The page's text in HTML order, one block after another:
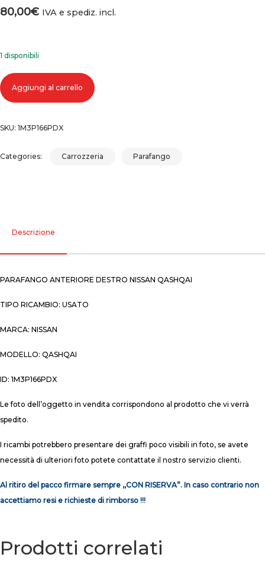
80,00€ IVA e spediz. incl.
1 disponibili
Parafango anteriore destro nissan qashqai quantità
Aggiungi al carrello
SKU: 1M3P166PDX
Categories: Carrozzeria Parafango
Descrizione
PARAFANGO ANTERIORE DESTRO NISSAN QASHQAI
TIPO RICAMBIO: USATO
MARCA: NISSAN
MODELLO: QASHQAI
ID: 1M3P166PDX
Le foto dell’oggetto in vendita corrispondono al prodotto che vi verrà
spedito.
I ricambi potrebbero presentare dei graffi poco visibili in foto, se avete
necessità di ulteriori foto potete contattate il nostro servizio clienti.
Al ritiro del pacco firmare sempre ,,CON RISERVA”. In caso contrario non
accettiamo resi e richieste di rimborso !!!
Prodotti correlati